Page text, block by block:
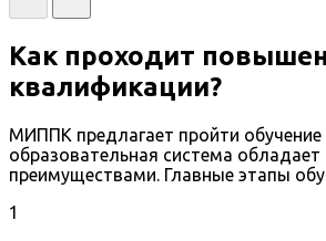
Как проходит
квалификации?
МИППК предлагает пройти
образовательная система
преимуществами. Главные этапы
1